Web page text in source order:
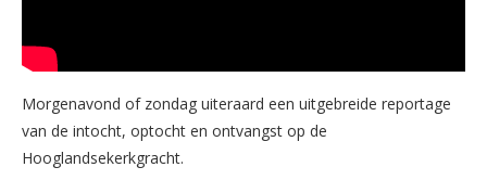
Morgenavond of zondag uiteraard een uitgebreide reportage
van de intocht, optocht en ontvangst op de
Hooglandsekerkgracht.